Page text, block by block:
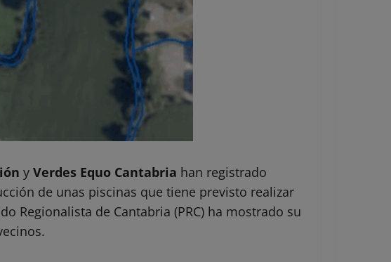
y Verdes Equo Cantabria han registrado
de unas piscinas que tiene previsto realizar
Regionalista de Cantabria (PRC) ha mostrado su